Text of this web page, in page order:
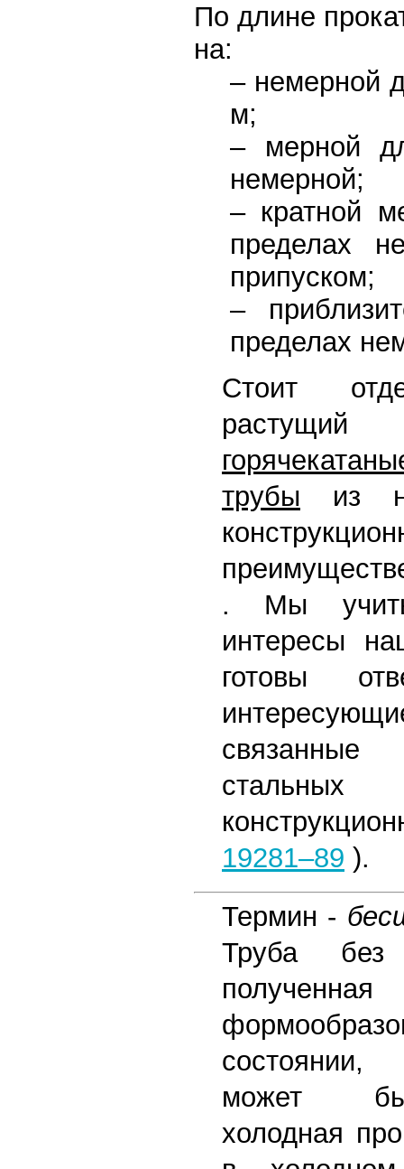
По длине
на:
– немерной
м;
– мерной
немерной;
– кратной
пределах
припуском;
–
пределах
Стоит
трубы из
. Мы
интересы
готовы
19281–89 ).
Термин -
Труба без
состоянии,
может
холодная